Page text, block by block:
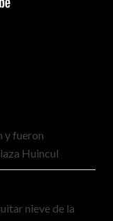
y fueron
Huincul
nieve de la